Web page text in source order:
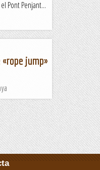
Pont Penjant...
jump»